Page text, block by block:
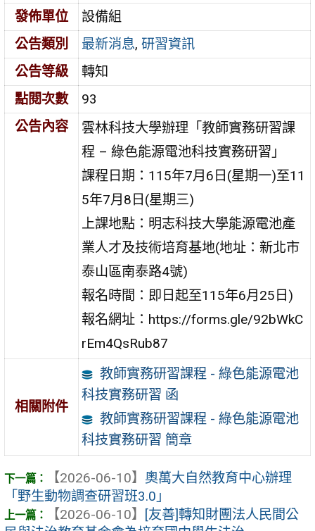
發佈單位
設備組
公告類別
最新消息,研習資訊
公告等級
轉知
點閱次數
93
公告內容
雲林科技大學辦理「教師實務研習課
程 – 綠色能源電池科技實務研習」
課程日期：115年7月6日(星期一)至11
5年7月8日(星期三)
上課地點：明志科技大學能源電池產
業人才及技術培育基地(地址：新北市
泰山區南泰路4號)
報名時間：即日起至115年6月25日)
報名網址：https://forms.gle/92bWkC
rEm4QsRub87
相關附件
教師實務研習課程 - 綠色能源電池
科技實務研習 函
教師實務研習課程 - 綠色能源電池
科技實務研習 簡章
【2026-06-10】 奧萬大自然教育中心辦理
「野生動物調查研習班3.0」
【2026-06-10】 [友善]轉知財團法人民間公